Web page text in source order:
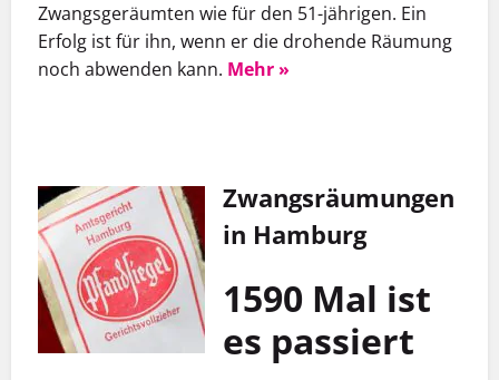
Zwangsgeräumten wie für den 51-jährigen. Ein
Erfolg ist für ihn, wenn er die drohende Räumung
noch abwenden kann. Mehr »
Zwangsräumungen
in Hamburg
1590 Mal ist
es passiert